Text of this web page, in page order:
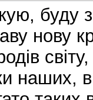
буду
нову
наших,